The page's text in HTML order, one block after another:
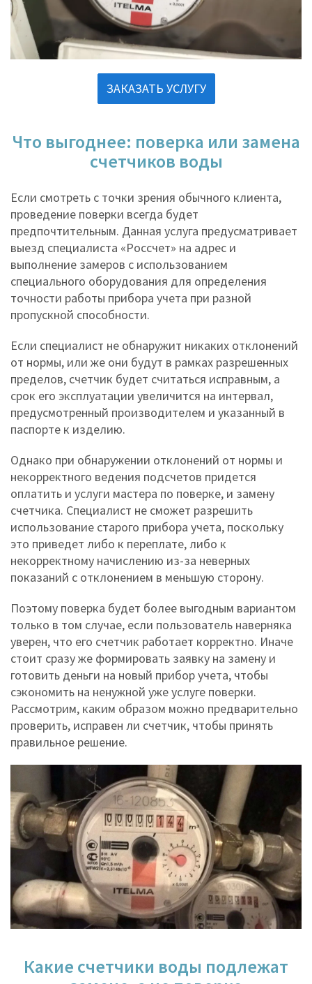
ЗАКАЗАТЬ УСЛУГУ
Что выгоднее: поверка или замена
счетчиков воды
Если смотреть с точки зрения обычного клиента,
проведение поверки всегда будет
предпочтительным. Данная услуга предусматривает
выезд специалиста «Россчет» на адрес и
выполнение замеров с использованием
специального оборудования для определения
точности работы прибора учета при разной
пропускной способности.
Если специалист не обнаружит никаких отклонений
от нормы, или же они будут в рамках разрешенных
пределов, счетчик будет считаться исправным, а
срок его эксплуатации увеличится на интервал,
предусмотренный производителем и указанный в
паспорте к изделию.
Однако при обнаружении отклонений от нормы и
некорректного ведения подсчетов придется
оплатить и услуги мастера по поверке, и замену
счетчика. Специалист не сможет разрешить
использование старого прибора учета, поскольку
это приведет либо к переплате, либо к
некорректному начислению из-за неверных
показаний с отклонением в меньшую сторону.
Поэтому поверка будет более выгодным вариантом
только в том случае, если пользователь наверняка
уверен, что его счетчик работает корректно. Иначе
стоит сразу же формировать заявку на замену и
готовить деньги на новый прибор учета, чтобы
сэкономить на ненужной уже услуге поверки.
Рассмотрим, каким образом можно предварительно
проверить, исправен ли счетчик, чтобы принять
правильное решение.
Какие счетчики воды подлежат